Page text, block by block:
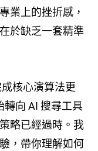
業上的挫折感，
於缺乏一套精準
核心演算法更
轉向 AI 搜尋工具
略已經過時。我
，帶你理解如何